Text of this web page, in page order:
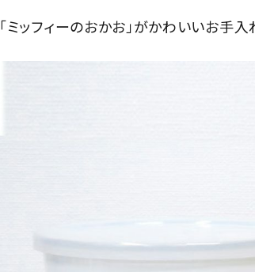
「ミッフィーのおかお」がかわいいお手